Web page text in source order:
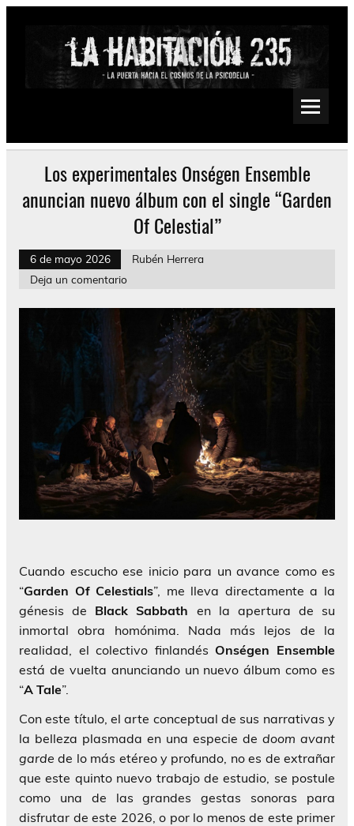
Saltar
Psychedelic, Stoner, Doom, Sludge, Fuzz, Space, Drone
Los experimentales Onségen Ensemble
anuncian nuevo álbum con el single “Garden
Of Celestial”
6 de mayo 2026
Rubén Herrera
Deja un comentario
Cuando escucho ese inicio para un avance como es
“Garden Of Celestials”, me lleva directamente a la
génesis de Black Sabbath en la apertura de su
inmortal obra homónima. Nada más lejos de la
realidad, el colectivo finlandésOnségen Ensemble
está de vuelta anunciando un nuevo álbum como es
“A Tale”.
Con este título, el arte conceptual de sus narrativas y
la belleza plasmada en una especie de doom avant
garde de lo más etéreo y profundo, no es de extrañar
que este quinto nuevo trabajo de estudio, se postule
como una de las grandes gestas sonoras para
disfrutar de este 2026, o por lo menos de este primer